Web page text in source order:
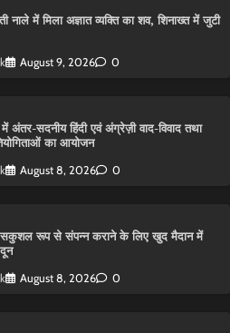
नाले में मिला अज्ञात व्यक्ति का शव, शिनाख्त में जुटी
August 9, 2026 0
सदनीय हिंदी एवं अंग्रेज़ी वाद-विवाद तथा
का आयोजन
August 8, 2026 0
रूप से संपन्न कराने के लिए खुद मैदान में
August 8, 2026 0